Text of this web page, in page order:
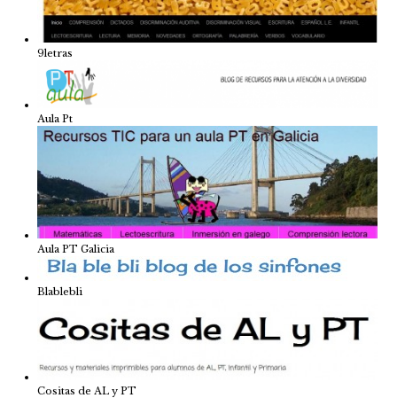
9letras
Aula Pt
Aula PT Galicia
Blablebli
Cositas de AL y PT